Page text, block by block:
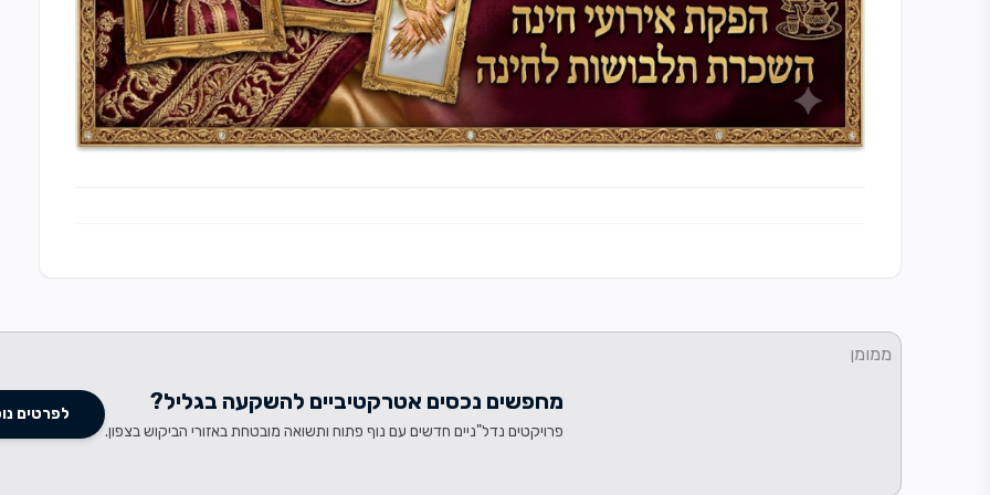
ממומן
מחפשים נכסים אטרקטיביים להשקעה בגליל?
פרויקטים נדל"ניים חדשים עם נוף פתוח ותשואה מובטחת באזורי הביקוש בצפון.
לפרטים